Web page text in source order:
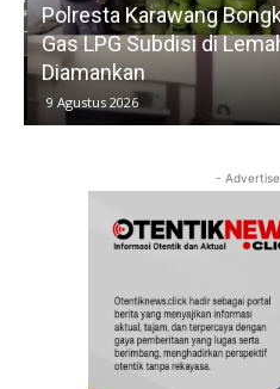
Polresta Karawang
Gas LPG Subdisi di
Diamankan
9 Agustus 2026
-